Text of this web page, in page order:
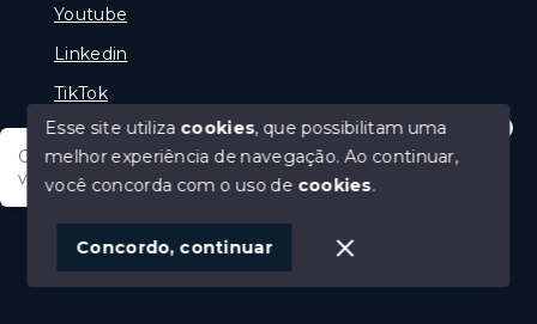
Olá tudo bem posso te ajudar, tem um imóvel em
vista? Quer fazer a sua oferta?
Youtube
Linkedin
TikTok
© Copyright 2026 - Portal Melhor Oferta Imobiliaria -
SITE PARA IMOBILIARIA
Esse site utiliza cookies, que possibilitam uma
melhor experiência de navegação.Ao continuar,
você concorda com o uso de cookies.
Concordo, continuar